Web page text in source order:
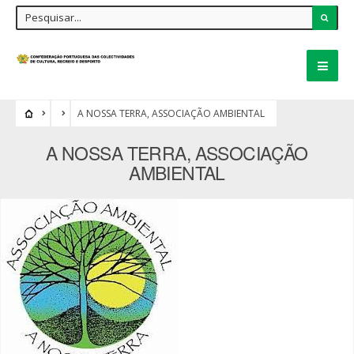
A NOSSA TERRA, ASSOCIAÇÃO AMBIENTAL
A NOSSA TERRA, ASSOCIAÇÃO
AMBIENTAL